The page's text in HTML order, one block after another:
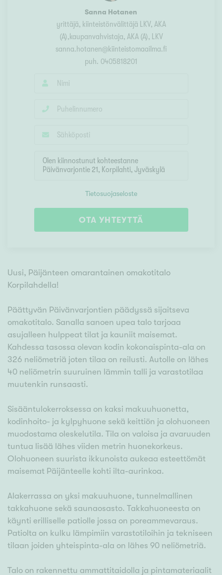
Sanna Hotanen
yrittäjä, kiinteistönvälittäjä LKV, AKA
(A),kaupanvahvistaja, AKA (A), LKV
sanna.hotanen@kiinteistomaailma.fi
puh. 0405818201
Tietosuojaseloste
OTA YHTEYTTÄ
Uusi, Päijänteen omarantainen omakotitalo
Korpilahdella!
Päättyvän Päivänvarjontien päädyssä sijaitseva
omakotitalo. Sanalla sanoen upea talo tarjoaa
asujalleen hulppeat tilat ja kauniit maisemat.
Kahdessa tasossa olevan kodin kokonaispinta-ala on
326 neliömetriä joten tilaa on reilusti. Autolle on lähes
40 neliömetrin suuruinen lämmin talli ja varastotilaa
muutenkin runsaasti.
Sisääntulokerroksessa on kaksi makuuhuonetta,
kodinhoito- ja kylpyhuone sekä keittiön ja olohuoneen
muodostama oleskelutila. Tila on valoisa ja avaruuden
tuntua lisää lähes viiden metrin huonekorkeus.
Olohuoneen suurista ikkunoista aukeaa esteettömät
maisemat Päijänteelle kohti ilta-aurinkoa.
Alakerrassa on yksi makuuhuone, tunnelmallinen
takkahuone sekä saunaosasto. Takkahuoneesta on
käynti erilliselle patiolle jossa on poreammevaraus.
Patiolta on kulku lämpimiin varastotiloihin ja tekniseen
tilaan joiden yhteispinta-ala on lähes 90 neliömetriä.
Talo on rakennettu ammattitaidolla ja pintamateriaalit